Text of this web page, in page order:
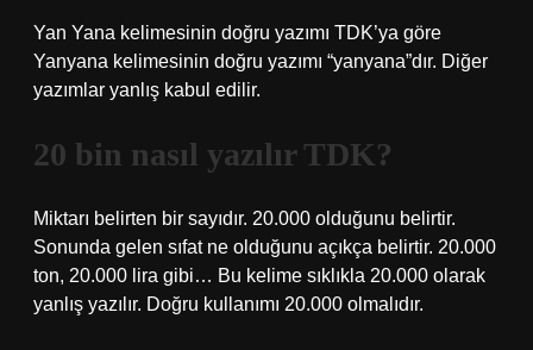
Yan Yana kelimesinin doğru yazımı TDK’ya göre
Yanyana kelimesinin doğru yazımı “yanyana”dır. Diğer
yazımlar yanlış kabul edilir.
20 bin nasıl yazılır TDK?
Miktarı belirten bir sayıdır. 20.000 olduğunu belirtir.
Sonunda gelen sıfat ne olduğunu açıkça belirtir. 20.000
ton, 20.000 lira gibi… Bu kelime sıklıkla 20.000 olarak
yanlış yazılır. Doğru kullanımı 20.000 olmalıdır.